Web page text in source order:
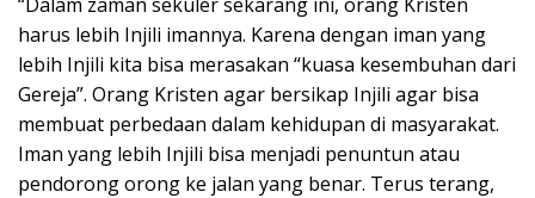
harus lebih Injili imannya. Karena dengan iman yang
lebih Injili kita bisa merasakan “kuasa kesembuhan dari
Gereja”. Orang Kristen agar bersikap Injili agar bisa
membuat perbedaan dalam kehidupan di masyarakat.
Iman yang lebih Injili bisa menjadi penuntun atau
pendorong orong ke jalan yang benar. Terus terang,